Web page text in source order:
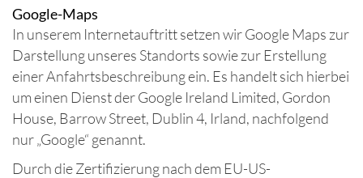
Google-Maps
In unserem Internetauftritt setzen wir Google Maps zur
Darstellung unseres Standorts sowie zur Erstellung
einer Anfahrtsbeschreibung ein. Es handelt sich hierbei
um einen Dienst der Google Ireland Limited, Gordon
House, Barrow Street, Dublin 4, Irland, nachfolgend
nur „Google“ genannt.
Durch die Zertifizierung nach dem EU-US-